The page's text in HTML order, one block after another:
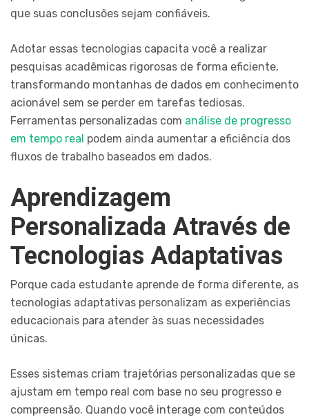
que suas conclusões sejam confiáveis.
Adotar essas tecnologias capacita você a realizar
pesquisas acadêmicas rigorosas de forma eficiente,
transformando montanhas de dados em conhecimento
acionável sem se perder em tarefas tediosas.
Ferramentas personalizadas com análise de progresso
em tempo real podem ainda aumentar a eficiência dos
fluxos de trabalho baseados em dados.
Aprendizagem
Personalizada Através de
Tecnologias Adaptativas
Porque cada estudante aprende de forma diferente, as
tecnologias adaptativas personalizam as experiências
educacionais para atender às suas necessidades
únicas.
Esses sistemas criam trajetórias personalizadas que se
ajustam em tempo real com base no seu progresso e
compreensão. Quando você interage com conteúdos